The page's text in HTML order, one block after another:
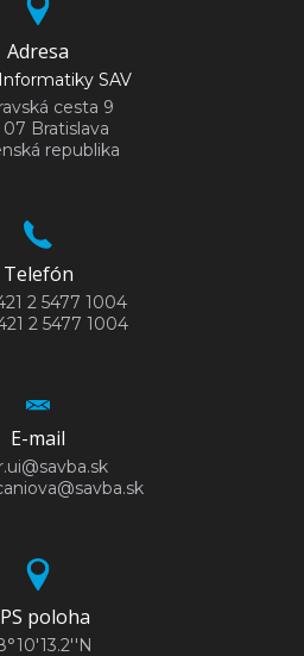
Adresa
SAV
cesta 9
07 Bratislava
republika
Telefón
2 5477 1004
2 5477 1004
E-mail
poloha